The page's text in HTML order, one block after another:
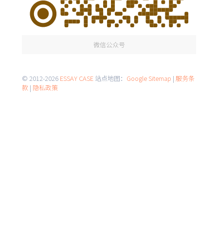
微信公众号
© 2012-2026 ESSAY CASE 站点地图： Google Sitemap | 服务条
款 | 隐私政策